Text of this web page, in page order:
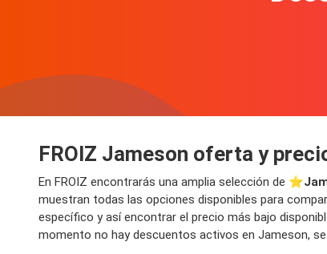
FROIZ Jameson oferta y
En FROIZ encontrarás una amplia selección de ⭐️
muestran todas las opciones disponibles para
específico y así encontrar el precio más bajo
momento no hay descuentos activos en Jameson,